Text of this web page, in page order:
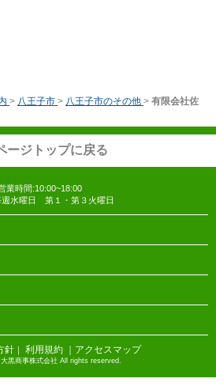
> 八王子市 > 八王子市のその他 > 有限会社佐
ージトップに戻る
業時間:10:00~18:00
週水曜日 第１・第３火曜日
針｜ 利用規約 ｜アクセスマップ
黒商事株式会社 All rights reserved.